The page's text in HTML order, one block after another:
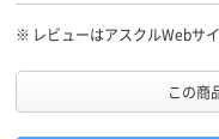
※ レビューはアスクルWebサ
この商